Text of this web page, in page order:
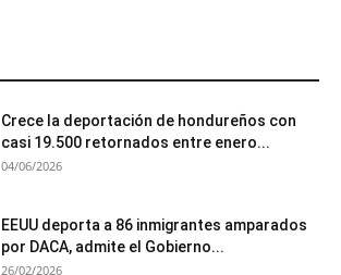
Crece la deportación de hondureños con
casi 19.500 retornados entre enero...
04/06/2026
EEUU deporta a 86 inmigrantes amparados
por DACA, admite el Gobierno...
26/02/2026